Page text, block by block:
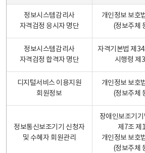
정보시스템감리사
자격검정 응시자 명단
개인정보 보호
(정보주체
정보시스템감리사
자격검정 합격자 명단
자격기본법 제34
시행령 제
디지털서비스 이용지원
회원정보
개인정보 보호
(정보주체
정보통신보조기기 신청자
및 수혜자 회원관리
장애인보조기
제7조 제
개인정보 보호
(정보주체